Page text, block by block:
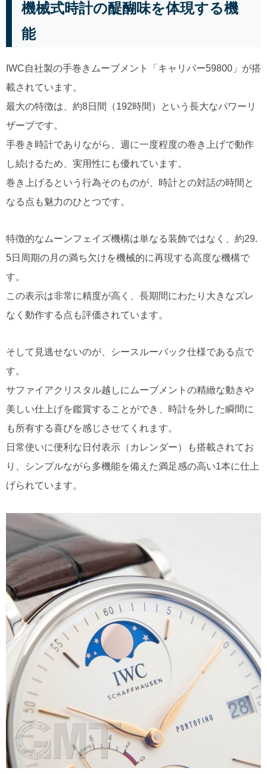
機械式時計の醍醐味を体現する機
能
IWC自社製の手巻きムーブメント「キャリバー59800」が搭
載されています。
最大の特徴は、約8日間（192時間）という長大なパワーリ
ザーブです。
手巻き時計でありながら、週に一度程度の巻き上げで動作
し続けるため、実用性にも優れています。
巻き上げるという行為そのものが、時計との対話の時間と
なる点も魅力のひとつです。
特徴的なムーンフェイズ機構は単なる装飾ではなく、約29.
5日周期の月の満ち欠けを機械的に再現する高度な機構で
す。
この表示は非常に精度が高く、長期間にわたり大きなズレ
なく動作する点も評価されています。
そして見逃せないのが、シースルーバック仕様である点で
す。
サファイアクリスタル越しにムーブメントの精緻な動きや
美しい仕上げを鑑賞することができ、時計を外した瞬間に
も所有する喜びを感じさせてくれます。
日常使いに便利な日付表示（カレンダー）も搭載されてお
り、シンプルながら多機能を備えた満足感の高い1本に仕上
げられています。